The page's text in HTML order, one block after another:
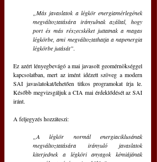
„Más javaslatok a légkör energiamérlegének
megváltoztatására irányulnak azáltal, hogy
port és más részecskéket juttatnak a magas
légkörbe, ami megváltoztathatja a napenergia
légkörbe jutását”.
Ez azért lényegbevágó a mai javasolt geomérnökséggel
kapcsolatban, mert az imént idézett szöveg a modern
SAI javaslatokat/lehetően titkos programokat írja le.
Később megvizsgáljuk a CIA mai érdeklődését az SAI
iránt.
A feljegyzés hozzáteszi:
„A légkör normál energiaciklusának
megváltoztatására irányuló javaslatok
kiterjednek a légköri anyagok kémiájának